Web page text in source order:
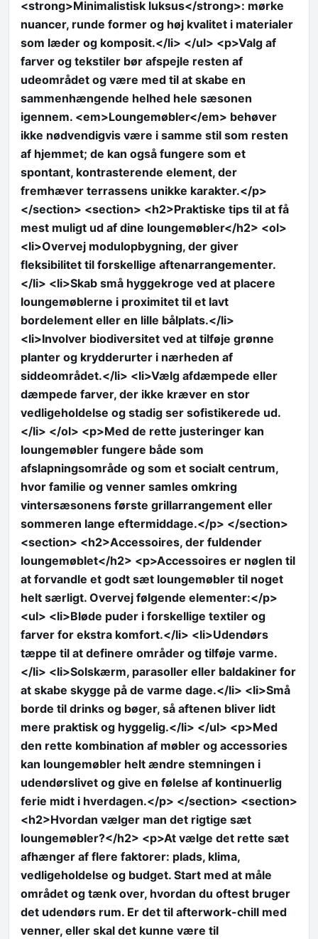
<strong>Minimalistisk luksus</strong>: mørke
nuancer, runde former og høj kvalitet i materialer
som læder og komposit.</li> </ul> <p>Valg af
farver og tekstiler bør afspejle resten af
udeområdet og være med til at skabe en
sammenhængende helhed hele sæsonen
igennem. <em>Loungemøbler</em> behøver
ikke nødvendigvis være i samme stil som resten
af hjemmet; de kan også fungere som et
spontant, kontrasterende element, der
fremhæver terrassens unikke karakter.</p>
</section> <section> <h2>Praktiske tips til at få
mest muligt ud af dine loungemøbler</h2> <ol>
<li>Overvej modulopbygning, der giver
fleksibilitet til forskellige aftenarrangementer.
</li> <li>Skab små hyggekroge ved at placere
loungemøblerne i proximitet til et lavt
bordelement eller en lille bålplats.</li>
<li>Involver biodiversitet ved at tilføje grønne
planter og krydderurter i nærheden af
siddeområdet.</li> <li>Vælg afdæmpede eller
dæmpede farver, der ikke kræver en stor
vedligeholdelse og stadig ser sofistikerede ud.
</li> </ol> <p>Med de rette justeringer kan
loungemøbler fungere både som
afslapningsområde og som et socialt centrum,
hvor familie og venner samles omkring
vintersæsonens første grillarrangement eller
sommeren lange eftermiddage.</p> </section>
<section> <h2>Accessoires, der fuldender
loungemøblet</h2> <p>Accessoires er nøglen til
at forvandle et godt sæt loungemøbler til noget
helt særligt. Overvej følgende elementer:</p>
<ul> <li>Bløde puder i forskellige textiler og
farver for ekstra komfort.</li> <li>Udendørs
tæppe til at definere områder og tilføje varme.
</li> <li>Solskærm, parasoller eller baldakiner for
at skabe skygge på de varme dage.</li> <li>Små
borde til drinks og bøger, så aftenen bliver lidt
mere praktisk og hyggelig.</li> </ul> <p>Med
den rette kombination af møbler og accessories
kan loungemøbler helt ændre stemningen i
udendørslivet og give en følelse af kontinuerlig
ferie midt i hverdagen.</p> </section> <section>
<h2>Hvordan vælger man det rigtige sæt
loungemøbler?</h2> <p>At vælge det rette sæt
afhænger af flere faktorer: plads, klima,
vedligeholdelse og budget. Start med at måle
området og tænk over, hvordan du oftest bruger
det udendørs rum. Er det til afterwork-chill med
venner, eller skal det kunne være til